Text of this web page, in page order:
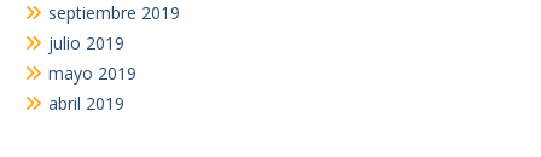
septiembre 2019
julio 2019
mayo 2019
abril 2019